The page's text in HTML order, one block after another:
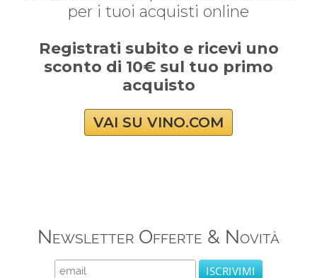
per i tuoi acquisti online
Registrati subito e ricevi uno
sconto di 10€ sul tuo primo
acquisto
VAI SU VINO.COM
Newsletter Offerte & Novità